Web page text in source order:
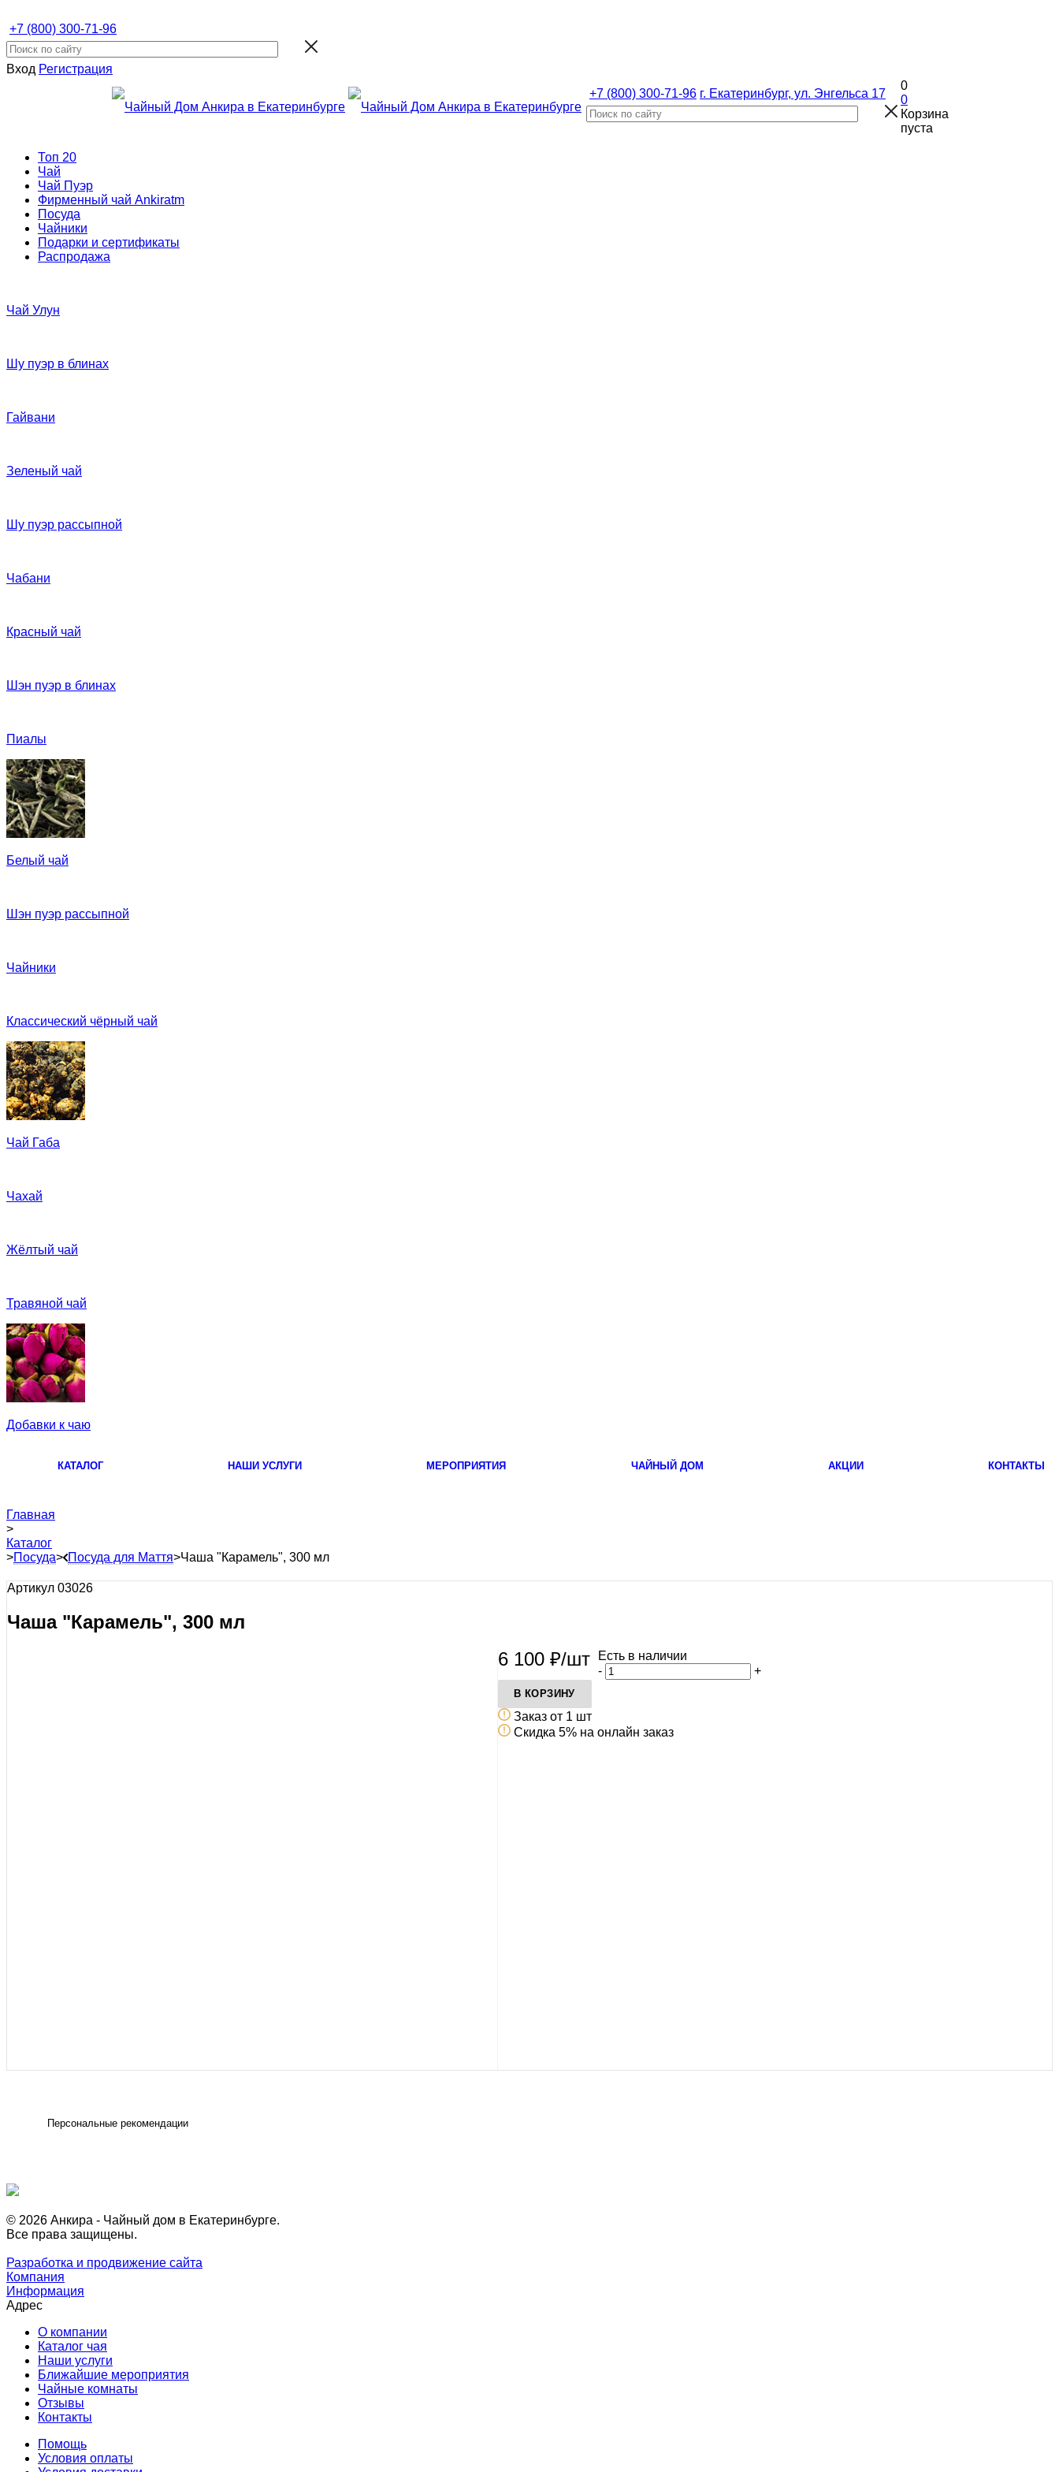
+7 (800) 300-71-96
Вход Регистрация
+7 (800) 300-71-96 г. Екатеринбург, ул. Энгельса 17
0
0
Корзина
пуста
Топ 20
Чай
Чай Пуэр
Фирменный чай Ankiratm
Посуда
Чайники
Подарки и сертификаты
Распродажа
Чай Улун
Шу пуэр в блинах
Гайвани
Зеленый чай
Шу пуэр рассыпной
Чабани
Красный чай
Шэн пуэр в блинах
Пиалы
Белый чай
Шэн пуэр рассыпной
Чайники
Классический чёрный чай
Чай Габа
Чахай
Жёлтый чай
Травяной чай
Добавки к чаю
КАТАЛОГ НАШИ УСЛУГИ МЕРОПРИЯТИЯ ЧАЙНЫЙ ДОМ АКЦИИ КОНТАКТЫ
Главная
>
Каталог
>Посуда> Посуда для Маття>Чаша "Карамель", 300 мл
Артикул 03026
Чаша "Карамель", 300 мл
6 100 ₽/шт
Есть в наличии
-
+
В КОРЗИНУ
Заказ от 1 шт
Скидка 5% на онлайн заказ
Персональные рекомендации
© 2026 Анкира - Чайный дом в Екатеринбурге.
Все права защищены.
Разработка и продвижение сайта
Компания
Информация
Адрес
О компании
Каталог чая
Наши услуги
Ближайшие мероприятия
Чайные комнаты
Отзывы
Контакты
Помощь
Условия оплаты